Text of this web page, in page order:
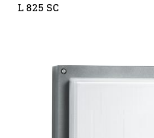
L 825 SC